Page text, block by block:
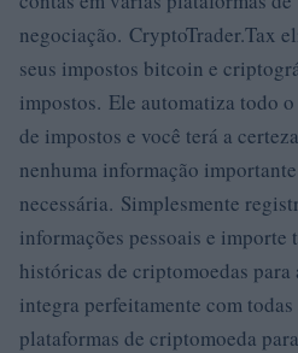
negociação. CryptoTrader.Tax
seus impostos bitcoin e
impostos. Ele automatiza todo
de impostos e você terá a
nenhuma informação importante
necessária. Simplesmente
informações pessoais e importe
históricas de criptomoedas
integra perfeitamente com
plataformas de criptomoeda